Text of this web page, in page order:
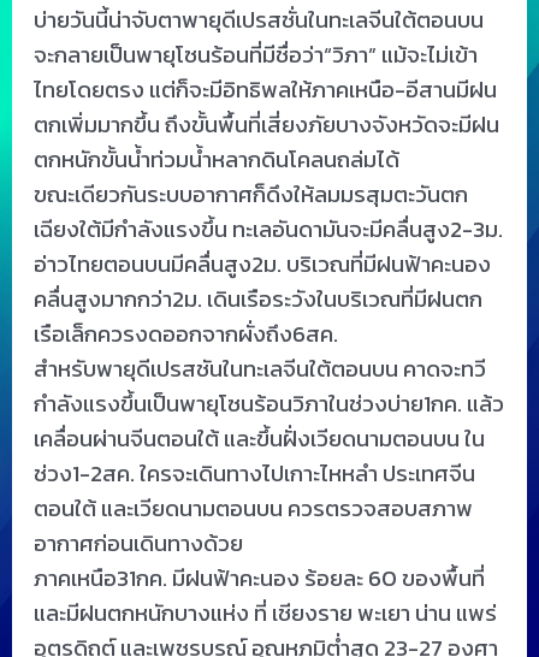
บ่ายวันนี้น่าจับตาพายุดีเปรสชั่นในทะเลจีนใต้ตอนบน
จะกลายเป็นพายุโซนร้อนที่มีชื่อว่า“วิภา” แม้จะไม่เข้า
ไทยโดยตรง แต่ก็จะมีอิทธิพลให้ภาคเหนือ-อีสานมีฝน
ตกเพิ่มมากขึ้น ถึงขั้นพื้นที่เสี่ยงภัยบางจังหวัดจะมีฝน
ตกหนักขั้นน้ำท่วมน้ำหลากดินโคลนถล่มได้
ขณะเดียวกันระบบอากาศก็ดึงให้ลมมรสุมตะวันตก
เฉียงใต้มีกำลังแรงขึ้น ทะเลอันดามันจะมีคลื่นสูง2-3ม.
อ่าวไทยตอนบนมีคลื่นสูง2ม. บริเวณที่มีฝนฟ้าคะนอง
คลื่นสูงมากกว่า2ม. เดินเรือระวังในบริเวณที่มีฝนตก
เรือเล็กควรงดออกจากผั่งถึง6สค.
สำหรับพายุดีเปรสชันในทะเลจีนใต้ตอนบน คาดจะทวี
กำลังแรงขึ้นเป็นพายุโซนร้อนวิภาในช่วงบ่าย1กค. แล้ว
เคลื่อนผ่านจีนตอนใต้ และขึ้นฝั่งเวียดนามตอนบน ใน
ช่วง1-2สค. ใครจะเดินทางไปเกาะไหหลำ ประเทศจีน
ตอนใต้ และเวียดนามตอนบน ควรตรวจสอบสภาพ
อากาศก่อนเดินทางด้วย
ภาคเหนือ31กค. มีฝนฟ้าคะนอง ร้อยละ 60 ของพื้นที่
และมีฝนตกหนักบางแห่ง ที่ เชียงราย พะเยา น่าน แพร่
อุตรดิถต์ และเพชรบูรณ์ อุณหภูมิต่ำสุด 23-27 องศา